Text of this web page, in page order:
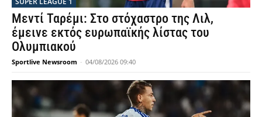
Μεντί Ταρέμι: Στο στόχαστρο της Λιλ,
έμεινε εκτός ευρωπαϊκής λίστας του
Ολυμπιακού
Sportlive Newsroom - 04/08/2026 09:40